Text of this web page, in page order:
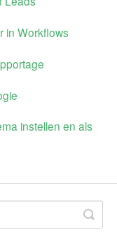
in Workflows
instellen en als